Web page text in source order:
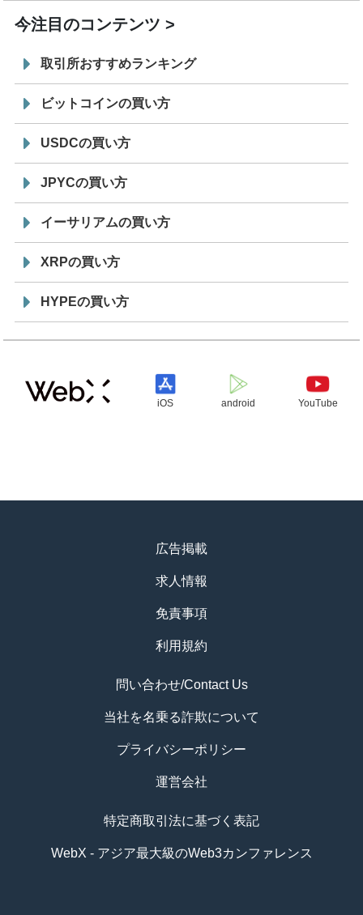
今注目のコンテンツ
取引所おすすめランキング
ビットコインの買い方
USDCの買い方
JPYCの買い方
イーサリアムの買い方
XRPの買い方
HYPEの買い方
iOS android YouTube
広告掲載
求人情報
免責事項
利用規約
問い合わせ/Contact Us
当社を名乗る詐欺について
プライバシーポリシー
運営会社
特定商取引法に基づく表記
WebX - アジア最大級のWeb3カンファレンス